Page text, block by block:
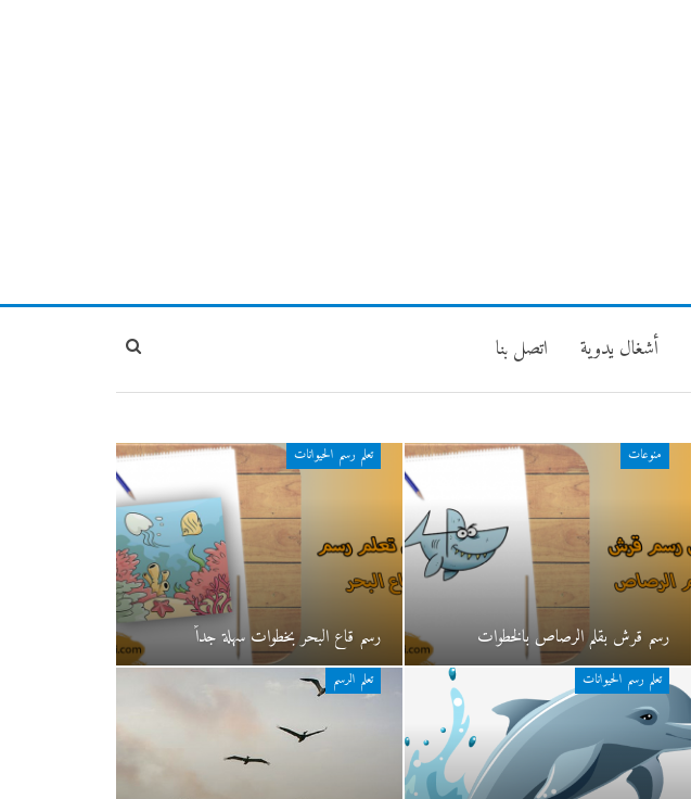
أشغال يدوية اتصل بنا
منوعات
رسم قرش بقلم الرصاص بالخطوات
تعلم رسم الحيوانات
رسم قاع البحر بخطوات سهلة جداً
تعلم رسم الحيوانات تعلم الرسم